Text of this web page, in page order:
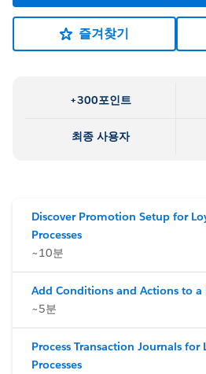
즐겨찾기
+300포인트
최종 사용자
Discover Promotion Setup for
Processes
~10분
Add Conditions and Actions to a
~5분
Process Transaction Journals for
Processes